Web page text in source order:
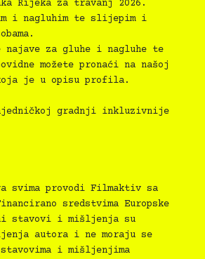
Rijeka za travanj 2026.
i nagluhim te slijepim i
najave za gluhe i nagluhe te
možete pronaći na našoj
je u opisu profila.
gradnji inkluzivnije
svima provodi Filmaktiv sa
sredstvima Europske
stavovi i mišljenja su
autora i ne moraju se
i mišljenjima